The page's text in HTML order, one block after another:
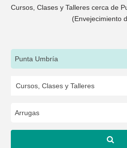
Cursos, Clases y Talleres cerca de
(Envejecimiento
Punta Umbría
Arrugas